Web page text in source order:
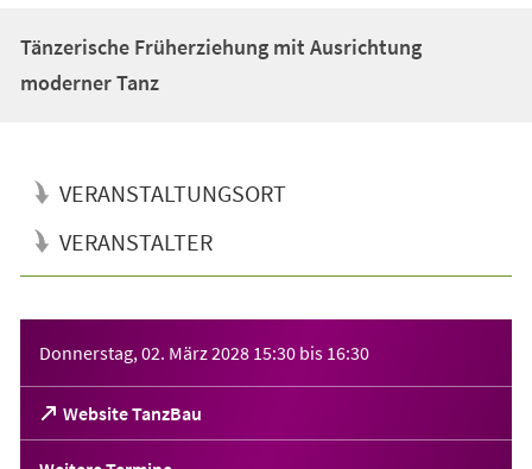
Tänzerische Früherziehung mit Ausrichtung
moderner Tanz
VERANSTALTUNGSORT
VERANSTALTER
Donnerstag, 02. März 2028 15:30 bis 16:30
Website TanzBau
(Öffnet
in
einem